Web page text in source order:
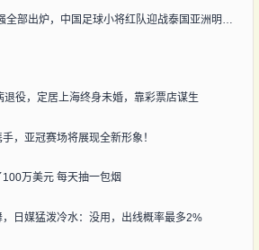
中外巅峰对决！2034杯四强全部出炉，中国足球小将红队迎战泰国亚洲明星联
役，定居上海终身未婚，靠彩票店谋生
，亚冠赛场将展现全新形象！
万美元 每天抽一包烟
日媒猛泼冷水：没用，出线概率最多2%